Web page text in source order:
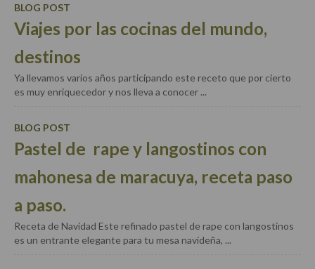
Salsas y mojos
Adobos
Aperitivos
tostas y demás
Entrantes y primeros platos
Ensaladas
BLOG POST
Viajes por las cocinas del mundo,
destinos
Ya llevamos varios años participando este receto que por cierto
es muy enriquecedor y nos lleva a conocer ...
BLOG POST
Pastel de rape y langostinos con
mahonesa de maracuya, receta paso
a paso.
Receta de Navidad Este refinado pastel de rape con langostinos
es un entrante elegante para tu mesa navideña, ...